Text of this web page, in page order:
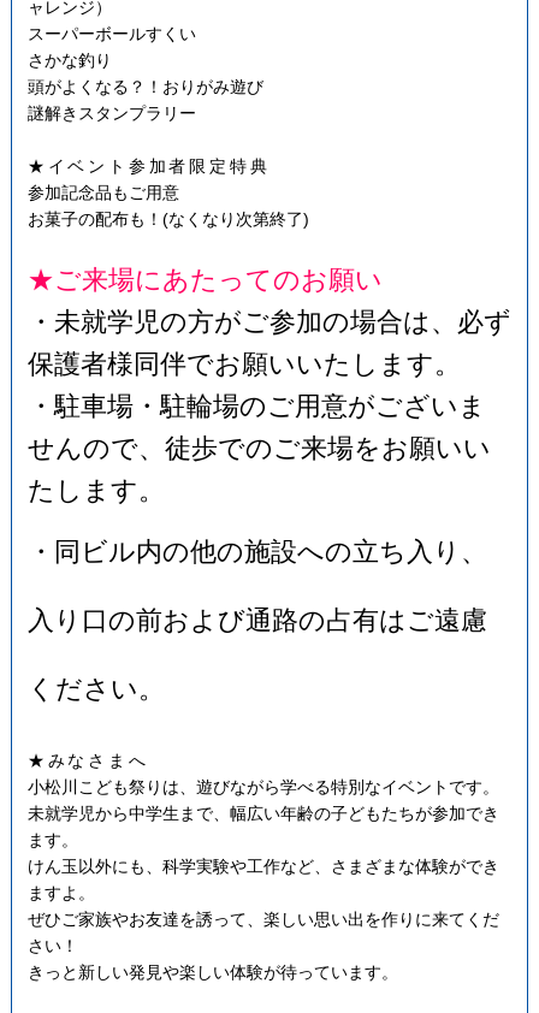
ャレンジ）
スーパーボールすくい
さかな釣り
頭がよくなる？！おりがみ遊び
謎解きスタンプラリー
★イベント参加者限定特典
参加記念品もご用意
お菓子の配布も！(なくなり次第終了)
★ご来場にあたってのお願い
・未就学児の方がご参加の場合は、必ず
保護者様同伴でお願いいたします。
・駐車場・駐輪場のご用意がございま
せんので、徒歩でのご来場をお願いい
たします。
・同ビル内の他の施設への立ち入り、
入り口の前および通路の占有はご遠慮
ください。
★みなさまへ
小松川こども祭りは、遊びながら学べる特別なイベントです。
未就学児から中学生まで、幅広い年齢の子どもたちが参加でき
ます。
けん玉以外にも、科学実験や工作など、さまざまな体験ができ
ますよ。
ぜひご家族やお友達を誘って、楽しい思い出を作りに来てくだ
さい！
きっと新しい発見や楽しい体験が待っています。